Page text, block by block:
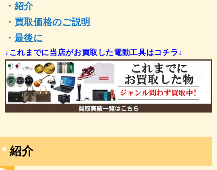
・ 紹介
・ 買取価格のご説明
・ 最後に
↓これまでに当店がお買取した電動工具はコチラ↓
紹介